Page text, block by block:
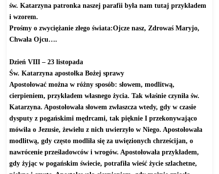
św. Katarzyna patronka naszej parafii była nam tutaj przykładem
i wzorem.
Prośmy o zwyciężanie złego świata:Ojcze nasz, Zdrowaś Maryjo,
Chwała Ojcu….
Dzień VIII – 23 listopada
Św. Katarzyna apostołka Bożej sprawy
Apostołować można w różny sposób: słowem, modlitwą,
cierpieniem, przykładem własnego życia. Tak właśnie czyniła św.
Katarzyna. Apostołowała słowem zwłaszcza wtedy, gdy w czasie
dysputy z pogańskimi mędrcami, tak pięknie I przekonywająco
mówiła o Jezusie, żewielu z nich uwierzyło w Niego. Apostołowała
modlitwą, gdy często modliła się za uwięzionych chrześcijan, o
nawrócenie prześladowców i wrogów. Apostołowała przykładem,
gdy żyjąc w pogańskim świecie, potrafiła wieść życie szlachetne,